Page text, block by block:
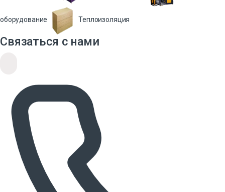
оборудование Теплоизоляция
Связаться с нами